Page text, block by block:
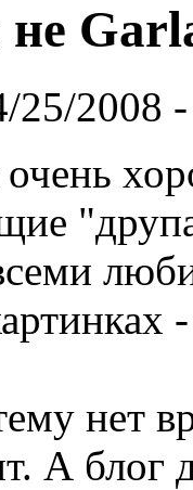
25/2008
нет
А